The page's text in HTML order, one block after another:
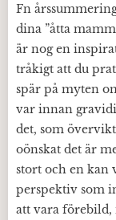
Fn
dina ”åtta
är nog en
tråkigt att du
spär på myten
var innan
det, som
oönskat det är
stort och en kan
perspektiv som
att vara förebild,